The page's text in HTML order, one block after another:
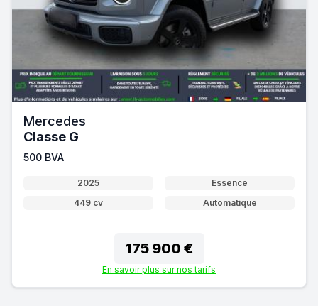
Mercedes
Classe G
500 BVA
2025
Essence
449 cv
Automatique
175 900 €
En savoir plus sur nos tarifs